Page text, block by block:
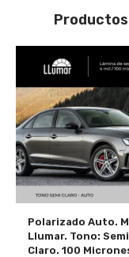
Polarizado Auto.
Llumar. Tono: Semi
Claro. 100